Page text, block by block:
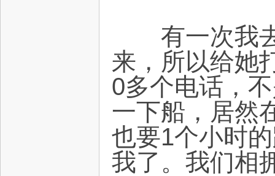
有一次我去
来，所以给她
0多个电话，
一下船，居然
也要1个小时
我了。我们相